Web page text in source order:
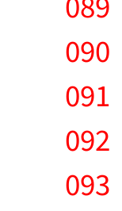
090
091
092
093